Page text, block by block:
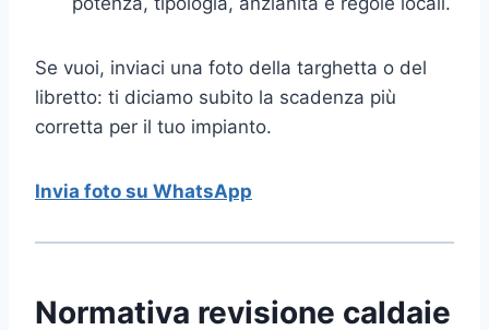
Se vuoi, inviaci una foto della targhetta o del
libretto: ti diciamo subito la scadenza più
corretta per il tuo impianto.
Invia foto su WhatsApp
Normativa revisione caldaie